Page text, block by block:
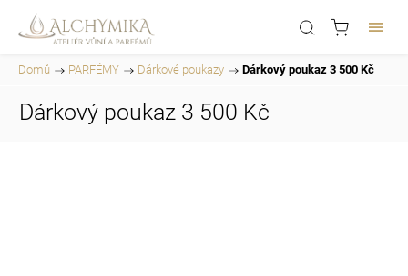
Domů / PARFÉMY / Dárkové poukazy / Dárkový poukaz 3 500 Kč
Dárkový poukaz 3 500 Kč